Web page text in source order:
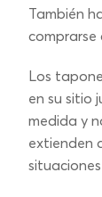
También
comprarse
Los
en su sitio
medida y
extienden